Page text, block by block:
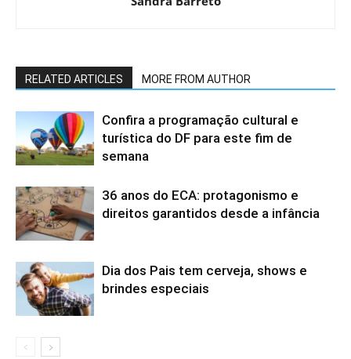
RELATED ARTICLES MORE FROM AUTHOR
Confira a programação cultural e
turística do DF para este fim de
semana
36 anos do ECA: protagonismo e
direitos garantidos desde a infância
Dia dos Pais tem cerveja, shows e
brindes especiais